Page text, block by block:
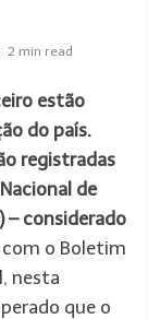
2 min read
estão
do país.
registradas
de
– considerado
com o Boletim
nesta
que o